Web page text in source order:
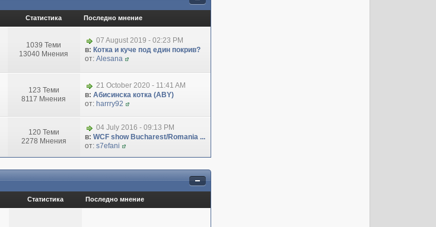
Статистика Последно мнение
1039 Теми
13040 Мнения
07 August 2019 - 02:23 PM
в: Котка и куче под един покрив?
от: Alesana
123 Теми
8117 Мнения
21 October 2020 - 11:41 AM
в: Абисинска котка (ABY)
от: harrry92
120 Теми
2278 Мнения
04 July 2016 - 09:13 PM
в: WCF show Bucharest/Romania ...
от: s7efani
Статистика Последно мнение